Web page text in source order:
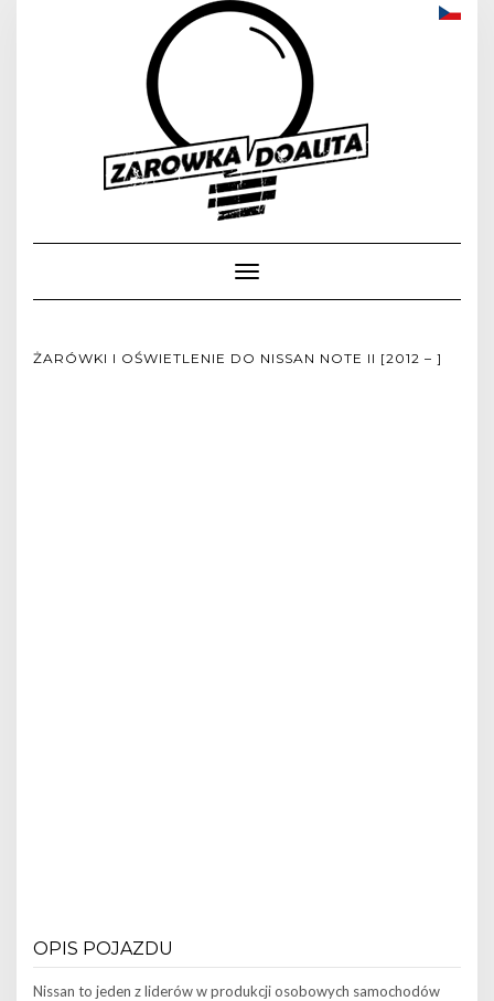
Toggle
Navigation
ŻARÓWKI I OŚWIETLENIE DO NISSAN NOTE II [2012 – ]
OPIS POJAZDU
Nissan to jeden z liderów w produkcji osobowych samochodów